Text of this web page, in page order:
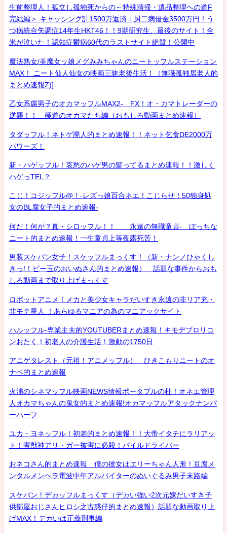
生前整理人！孤立し孤独死からの～特殊清掃・遺品整理への道F
完結編＞ キャッシング計1500万返済：厨二病借金3500万円！う
つ病統合失調症14年生HKT46！！9期研究生、最後のサイト！全
米が泣いた！認知症鬱病60代のラストサイト絶賛！公開中
魔法熟女/美魔女ッ娘メグみみちゃんのニートッフルステーション
MAX！ ニート仙人仙女の映画三昧老後生活！（無職孤独居老人的
まとめ速報Z)]
乙女系腐男子のオカマッフルMAX2- FX！オ・カマトレーダーの
逆襲！！ 極道のオカマたち編（おもしろ動画まとめ速報）
タダッフル！ネトゲ廃人的まとめ速報！！ネット乞食DE2000万
パワーズ！
新・ハゲッフル！哀愁のハゲ男の髪ってるまとめ速報！！激しく
ハゲっTEL？
こじ！コジッフル@！-レズっ娘百合ネエ！こじらせ！50独身処
女のBL腐女子的まとめ速報-
何だ！何が？真・シロッフル！！ 永遠の無職童貞- ぼっちな
ニート的まとめ速報！一生童貞上等夜露死苦！
男装スケバン女子！スケッフルまっくす！（新・ナンノひゃくし
きっ!！ビー玉のおいぬさん的まとめ速報） 話題な事件からおも
しろ動画まで取り上げまっくす
ロボットアニメ！メカと美少女キャラだいすき永遠の非リア充・
非モテ星人 ！あらゆるマニアの為のマニアックサイト
ハルッフル-専業主夫的YOUTUBERまとめ速報！キモデブロリコ
ンおたく！初老人の介護生活！激動の1750日
アニゲタレスト（元祖！アニメッフル） ひきこもりニートのオ
ナベ的まとめ速報
火浦のシネマッフル映画NEWS情報ポータブルの杜！オネエ管理
人オカマちゃんの鬼女的まとめ速報!オカマッフルアタックナンバ
ーハーフ
ユカ・ヨネッフル！初老的まとめ速報！！大帝イタチにラリアッ
ト！害獣神アリ・ガー被害に必殺！パイルドライバー
おネコさん的まとめ速報 僕の彼女はエリーちゃん人形！豆腐メ
ンタルメンヘラ電波中年アルバイターのぬいぐるみ男子末路編
スケバン！デカッフルまっくす（デカい強い2次元嫁だいすき子
供部屋おじさんヒロシ之古惑仔的まとめ速報）話題な動画取り上
げMAX！デカいは正義刑事編